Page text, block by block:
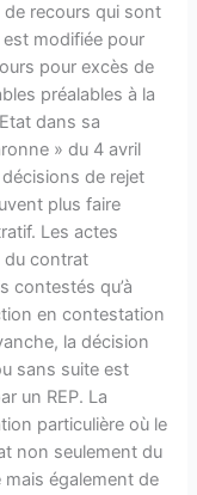
de recours qui sont
modifiée pour
pour excès de
préalables à la
dans sa
» du 4 avril
de rejet
plus faire
Les actes
du contrat
contestés qu’à
en contestation
la décision
sans suite est
un REP. La
particulière où le
non seulement du
également de